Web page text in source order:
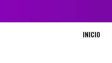
INICIO